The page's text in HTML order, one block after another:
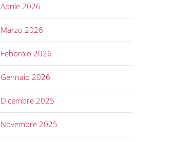
Aprile 2026
Marzo 2026
Febbraio 2026
Gennaio 2026
Dicembre 2025
Novembre 2025